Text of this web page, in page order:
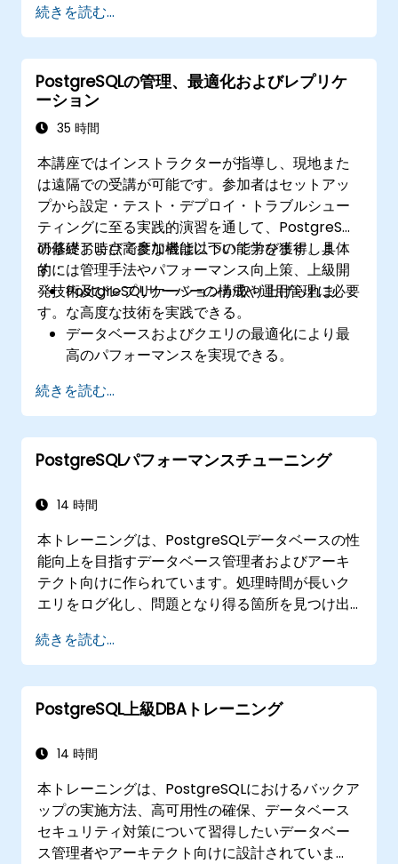
続きを読む...
PostgreSQLの管理、最適化およびレプリケ
ーション
35 時間
本講座ではインストラクターが指導し、現地また
は遠隔での受講が可能です。参加者はセットアッ
プから設定・テスト・デプロイ・トラブルシュー
ティングに至る実践的演習を通して、PostgreSQL
の基礎および高度な機能について学びます。具体
的には管理手法やパフォーマンス向上策、上級開
発技術及びレプリケーションが取り上げられま
す。
研修終了時点で参加者は以下の能力を獲得しま
す：
PostgreSQLサーバーの構成や運用管理に必要
な高度な技術を実践できる。
データベースおよびクエリの最適化により最
高のパフォーマンスを実現できる。
ィ管理が行える。
続きを読む...
PostgreSQLパフォーマンスチューニング
14 時間
本トレーニングは、PostgreSQLデータベースの性
能向上を目指すデータベース管理者およびアーキ
テクト向けに作られています。処理時間が長いク
エリをログ化し、問題となり得る箇所を見つけ出
を得るために調整すべき主要なパラメータについ
ても解説します。
続きを読む...
PostgreSQL上級DBAトレーニング
14 時間
本トレーニングは、PostgreSQLにおけるバックア
ップの実施方法、高可用性の確保、データベース
セキュリティ対策について習得したいデータベー
ス管理者やアーキテクト向けに設計されていま